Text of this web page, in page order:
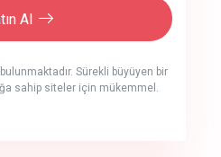
Al
Sürekli büyüyen bir
sahip siteler için mükemmel.